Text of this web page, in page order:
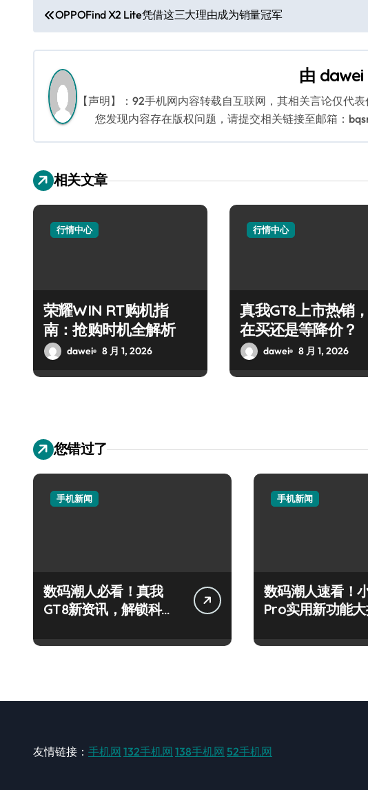
文
章
导
航
OPPOFind X2 Lite凭借这三大理由成为销量冠军
由 dawei
【声明】：92手机网内容转载自互联网，其相关言论仅代
您发现内容存在版权问题，请提交相关链接至邮箱：
相关文章
行情中心
荣耀WIN RT购机指
南：抢购时机全解析
dawei 8 月 1, 2026
行情中心
真我GT8上市热销
在买还是等降价？
dawei 8 月 1, 2026
您错过了
手机新闻
数码潮人必看！真我
GT8新资讯，解锁科技
手机新闻
数码潮人速看！
Pro实用新功能
友情链接： 手机网 132手机网 138手机网 52手机网